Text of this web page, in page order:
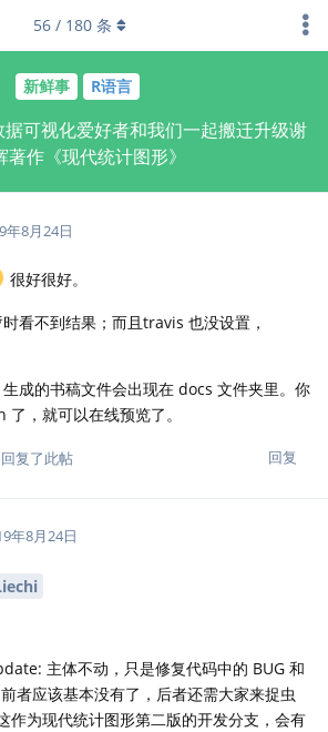
新鲜事 R语言
可视化爱好者和我们一起搬迁升级谢
著作《现代统计图形》
56 / 180 条
年8月24日
很好很好。
看不到结果；而且travis 也没设置，
成的书稿文件会出现在 docs 文件夹里。你
，就可以在线预览了。
回复
回复了此帖
年8月24日
主体不动，只是修复代码中的 BUG 和
者应该基本没有了，后者还需大家来捉虫
作为现代统计图形第二版的开发分支，会有